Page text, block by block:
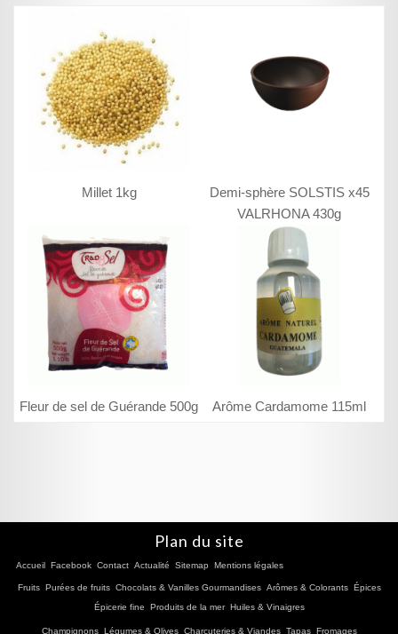
Millet 1kg
Demi-sphère SOLSTIS x45
VALRHONA 430g
Fleur de sel de Guérande 500g Arôme Cardamome 115ml
Plan du site
Accueil Facebook Contact Actualité Sitemap Mentions légales
Fruits Purées de fruits Chocolats & Vanilles Gourmandises Arômes & Colorants Épices
Épicerie fine
Produits de la mer Huiles & Vinaigres
Champignons Légumes & Olives Charcuteries & Viandes Tapas Fromages